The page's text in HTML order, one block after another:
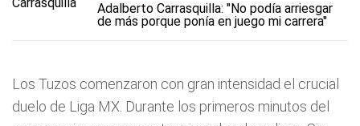
Adalberto Carrasquilla: "No podía arriesgar
de más porque ponía en juego mi carrera"
Los Tuzos comenzaron con gran intensidad el crucial
duelo de Liga MX. Durante los primeros minutos del